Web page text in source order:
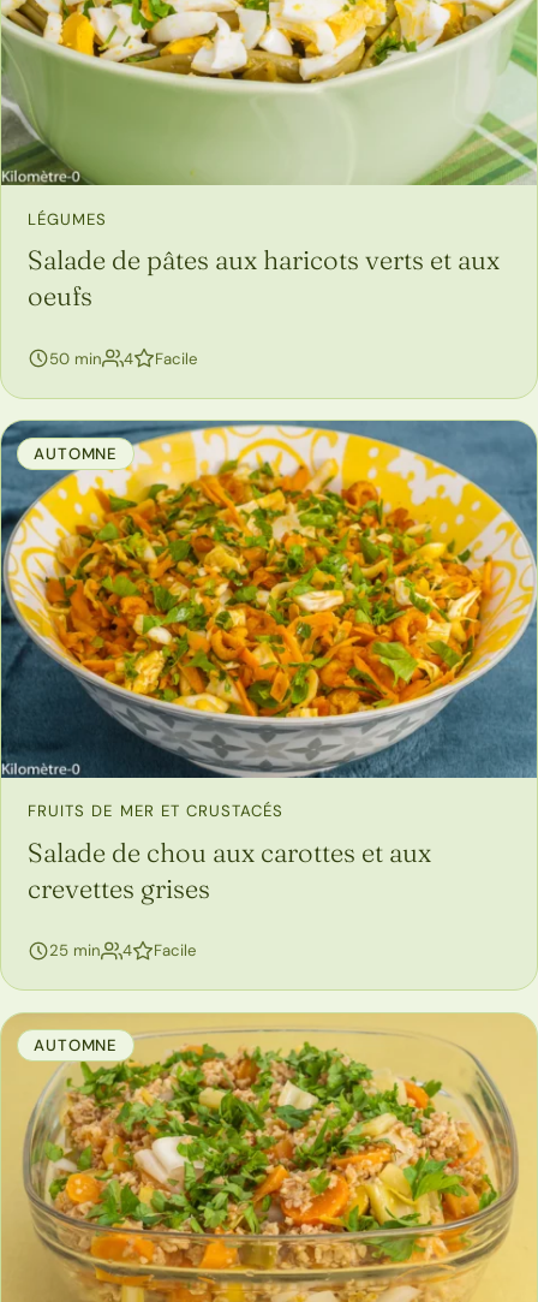
LÉGUMES
Salade de pâtes aux haricots verts et aux
oeufs
50 min 4personnes
Facile
AUTOMNE
FRUITS DE MER ET CRUSTACÉS
Salade de chou aux carottes et aux
crevettes grises
25 min 4personnes
Facile
AUTOMNE